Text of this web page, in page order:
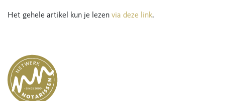
Het gehele artikel kun je lezen via deze link.